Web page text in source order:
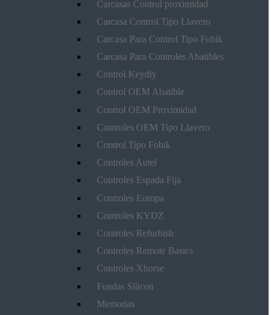
Carcasas Control proximidad
Carcasa Control Tipo Llavero
Carcasa Para Control Tipo Fobik
Carcasa Para Controles Abatibles
Control Keydiy
Control OEM Abatible
Control OEM Proximidad
Controles OEM Tipo Llavero
Control Tipo Fobik
Controles Autel
Controles Espada Fija
Controles Europa
Controles KYDZ
Controles Refurbish
Controles Remote Basics
Controles Xhorse
Fundas Silicon
Memorias